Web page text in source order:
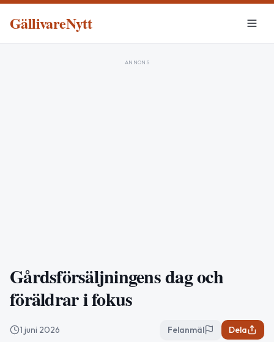
GällivareNytt
ANNONS
Gårdsförsäljningens dag och
föräldrar i fokus
1 juni 2026 Felanmäl Dela